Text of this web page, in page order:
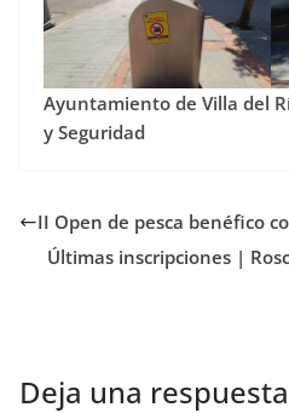
Ayuntamiento de Villa del
y Seguridad
II Open de pesca benéfico
Últimas inscripciones |
Deja una respuesta